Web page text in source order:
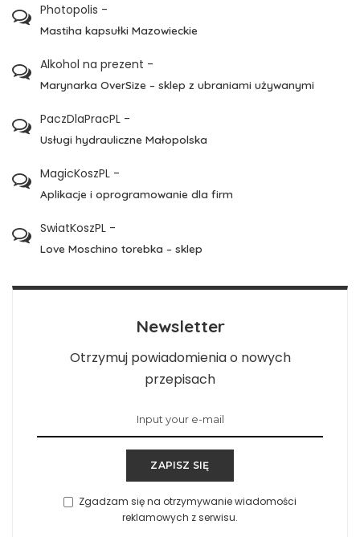
Photopolis -
Mastiha kapsułki Mazowieckie
Alkohol na prezent -
Marynarka OverSize – sklep z ubraniami używanymi
PaczDlaPracPL -
Usługi hydrauliczne Małopolska
MagicKoszPL -
Aplikacje i oprogramowanie dla firm
SwiatKoszPL -
Love Moschino torebka – sklep
Newsletter
Otrzymuj powiadomienia o nowych
przepisach
ZAPISZ SIĘ
Zgadzam się na otrzymywanie wiadomości
reklamowych z serwisu.